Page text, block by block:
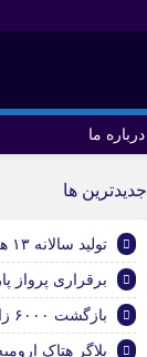
درباره ما
جديدترين ها
تولید سالانه ۱۳ هزار تن عسل در اردبیل
برقراری پرواز
بازگشت ۶۰۰۰ زائر اربعین به اردبیل
بلاگر هتاک